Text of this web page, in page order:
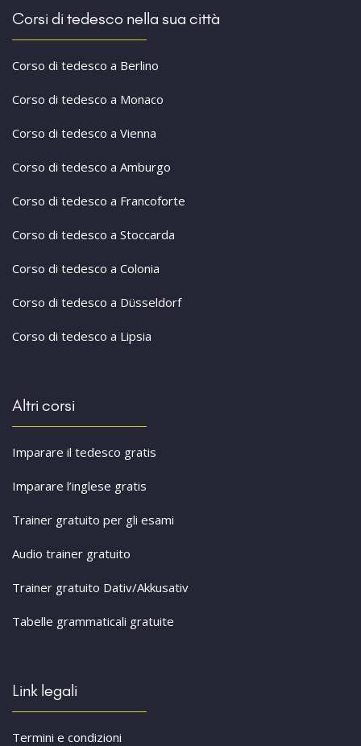
Corsi di tedesco nella sua città
Corso di tedesco a Berlino
Corso di tedesco a Monaco
Corso di tedesco a Vienna
Corso di tedesco a Amburgo
Corso di tedesco a Francoforte
Corso di tedesco a Stoccarda
Corso di tedesco a Colonia
Corso di tedesco a Düsseldorf
Corso di tedesco a Lipsia
Altri corsi
Imparare il tedesco gratis
Imparare l’inglese gratis
Trainer gratuito per gli esami
Audio trainer gratuito
Trainer gratuito Dativ/Akkusativ
Tabelle grammaticali gratuite
Link legali
Termini e condizioni